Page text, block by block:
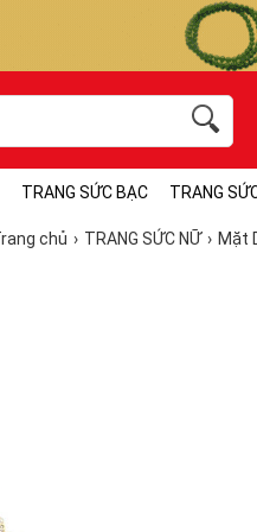
TRANG SỨC BẠC TRANG
chủ TRANG SỨC NỮ Mặt